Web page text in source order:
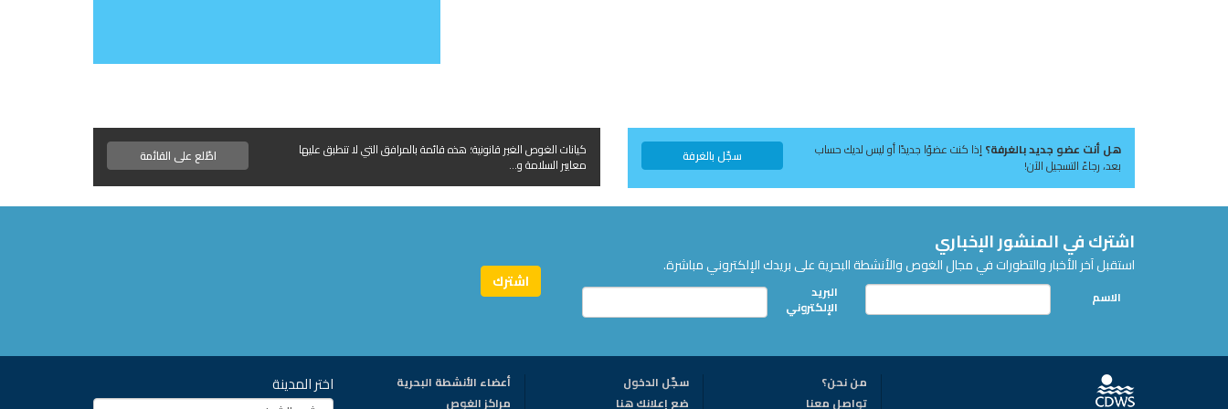
هل أنت عضو جديد بالغرفة؟إذا كنت عضوًا جديدًا أو ليس لديك حساب
بعد، رجاءً التسجيل الآن! سجّل بالغرفة كيانات الغوص الغير قانونية؛ هذه قائمة بالمرافق التي لا تنطبق عليها
معايير السلامة و... اطّلع على القائمة
اشترك في المنشور الإخباري
استقبل آخر الأخبار والتطورات في مجال الغوص والأنشطة البحرية على بريدك الإلكتروني مباشرة.
الاسم البريد
الإلكتروني
من نحن؟
تواصل معنا
سجّل الدخول
ضع إعلانك هنا
أعضاء الأنشطة البحرية
مراكز الغوص
اختر المدينة